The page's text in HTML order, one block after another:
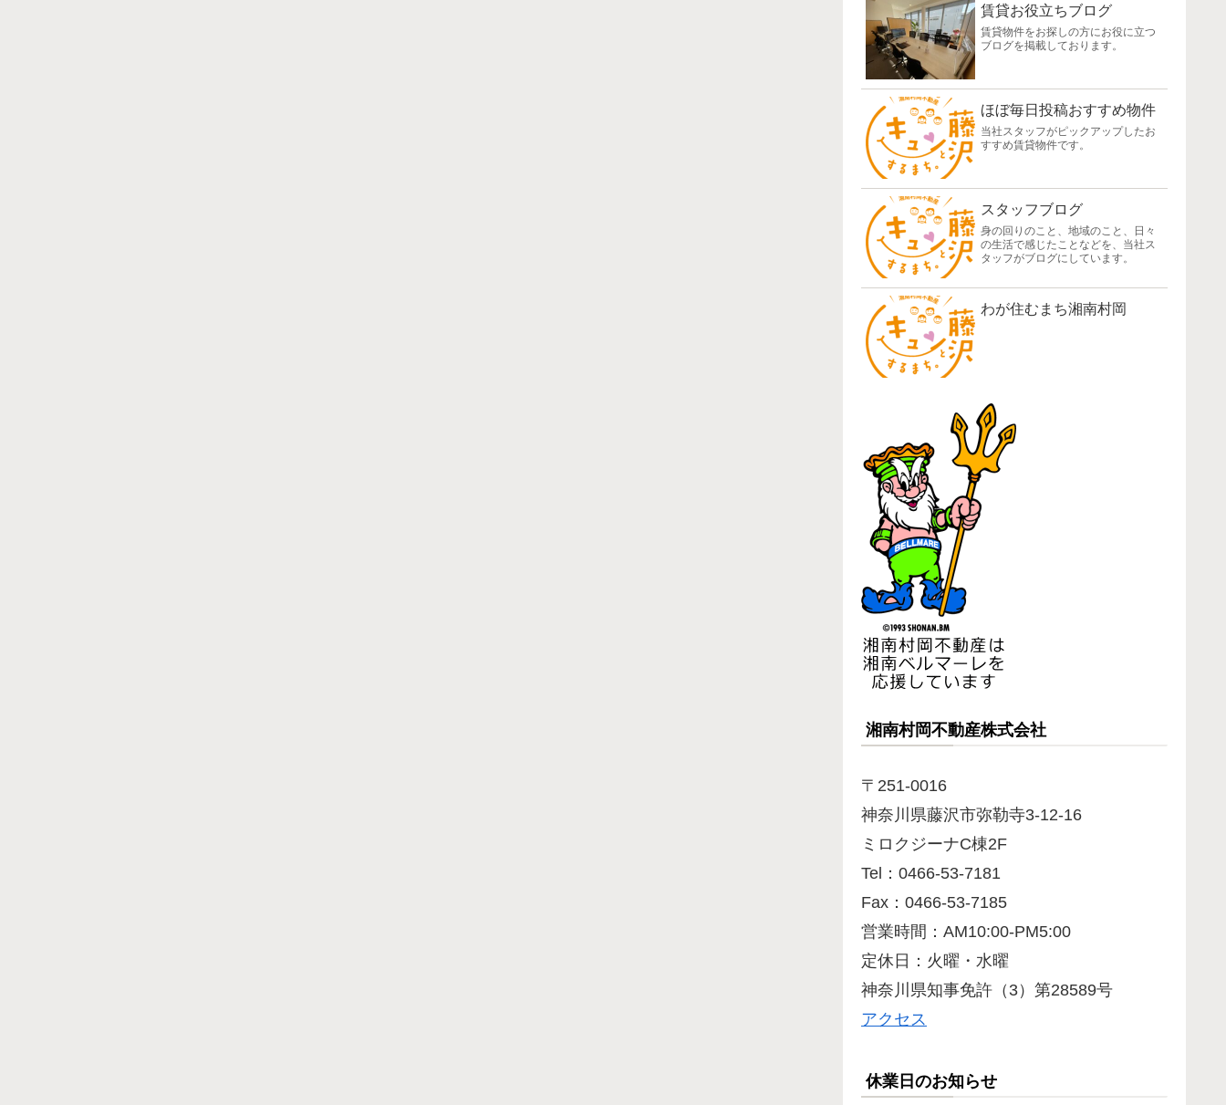
賃貸お役立ちブログ
賃貸物件をお探しの方にお役に立つ
ブログを掲載しております。
ほぼ毎日投稿おすすめ物件
当社スタッフがピックアップしたお
すすめ賃貸物件です。
スタッフブログ
身の回りのこと、地域のこと、日々
の生活で感じたことなどを、当社ス
タッフがブログにしています。
わが住むまち湘南村岡
湘南村岡不動産株式会社
〒251-0016
神奈川県藤沢市弥勒寺3-12-16
ミロクジーナC棟2F
Tel：0466-53-7181
Fax：0466-53-7185
営業時間：AM10:00-PM5:00
定休日：火曜・水曜
神奈川県知事免許（3）第28589号
アクセス
休業日のお知らせ